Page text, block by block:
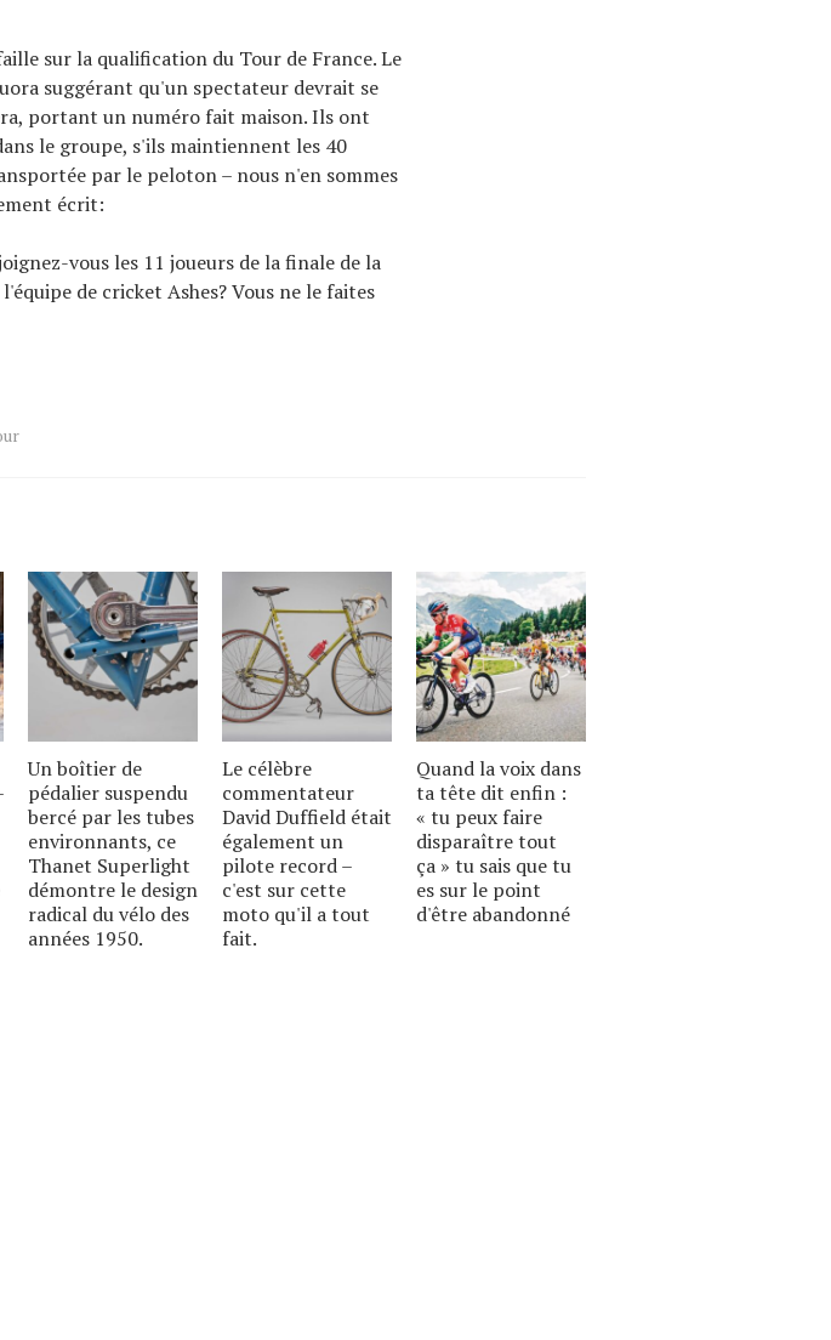
sur la qualification du Tour de France. Le
suggérant qu'un spectateur devrait se
portant un numéro fait maison. Ils ont
le groupe, s'ils maintiennent les 40
par le peloton – nous n'en sommes
écrit:
vous les 11 joueurs de la finale de la
de cricket Ashes? Vous ne le faites
Un boîtier de
pédalier suspendu
bercé par les tubes
environnants, ce
Thanet Superlight
démontre le design
radical du vélo des
années 1950.
Le célèbre
commentateur
David Duffield était
également un
pilote record –
c'est sur cette
moto qu'il a tout
fait.
Quand la voix dans
ta tête dit enfin :
« tu peux faire
disparaître tout
ça » tu sais que tu
es sur le point
d'être abandonné